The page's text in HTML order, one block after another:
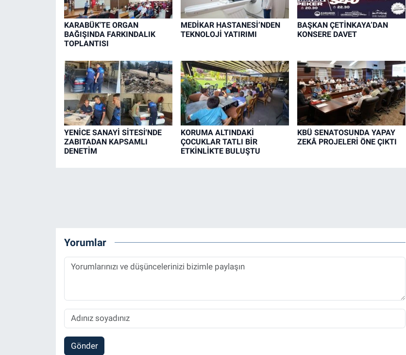
KARABÜK'TE ORGAN
BAĞIŞINDA FARKINDALIK
TOPLANTISI
MEDİKAR HASTANESİ’NDEN
TEKNOLOJİ YATIRIMI
BAŞKAN ÇETİNKAYA’DAN
KONSERE DAVET
YENİCE SANAYİ SİTESİ'NDE
ZABITADAN KAPSAMLI
DENETİM
KORUMA ALTINDAKİ
ÇOCUKLAR TATLI BİR
ETKİNLİKTE BULUŞTU
KBÜ SENATOSUNDA YAPAY
ZEKÂ PROJELERİ ÖNE ÇIKTI
Yorumlar
Gönder